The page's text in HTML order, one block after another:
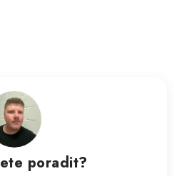
poradit?